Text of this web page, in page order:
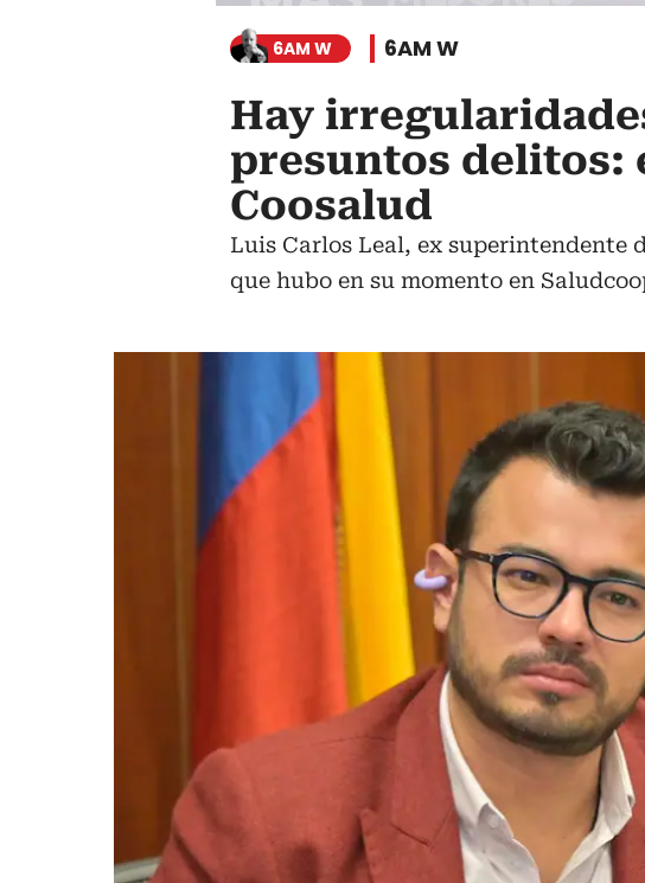
6AM W 6AM W
Hay
presuntos delitos:
Coosalud
Luis Carlos Leal, ex superintendente
que hubo en su momento en